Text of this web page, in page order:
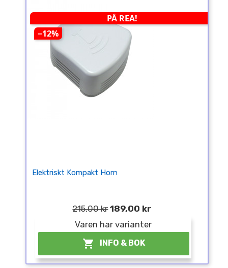
PÅ REA!
−12%
Elektriskt Kompakt Horn
215,00 kr 189,00 kr
Varen har varianter
 INFO & BOK